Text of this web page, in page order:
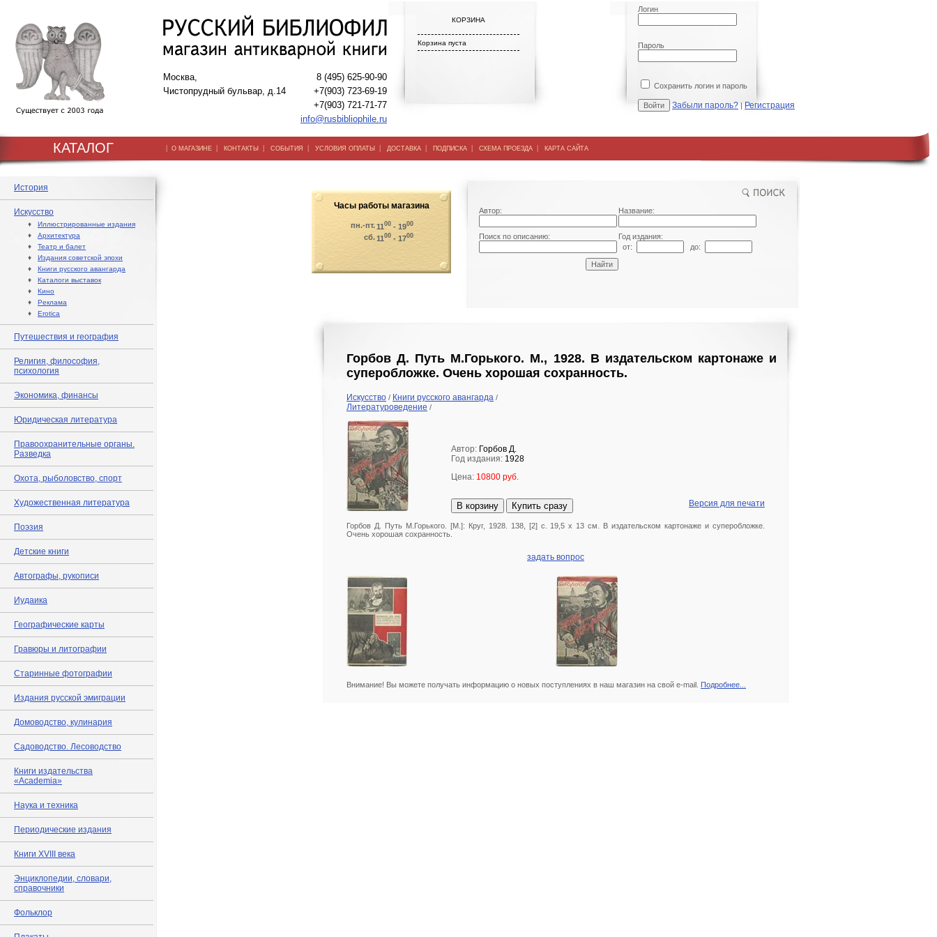
Москва,
Чистопрудный бульвар, д.14
8 (495) 625-90-90
+7(903) 723-69-19
+7(903) 721-71-77
info@rusbibliophile.ru
КОРЗИНА
Корзина пуста
Логин
Пароль
Сохранить логин и пароль
Забыли пароль? | Регистрация
КАТАЛОГ | О МАГАЗИНЕ | КОНТАКТЫ | СОБЫТИЯ | УСЛОВИЯ ОПЛАТЫ | ДОСТАВКА | ПОДПИСКА | СХЕМА ПРОЕЗДА | КАРТА САЙТА
История
Искусство
♦ Иллюстрированные издания
♦ Архитектура
♦ Театр и балет
♦ Издания советской эпохи
♦ Книги русского авангарда
♦ Каталоги выставок
♦ Кино
♦ Реклама
♦ Erotica
Путешествия и география
Религия, философия,
психология
Экономика, финансы
Юридическая литература
Правоохранительные органы.
Разведка
Охота, рыболовство, спорт
Художественная литература
Поэзия
Детские книги
Автографы, рукописи
Иудаика
Географические карты
Гравюры и литографии
Старинные фотографии
Издания русской эмиграции
Домоводство, кулинария
Садоводство. Лесоводство
Книги издательства
«Academia»
Наука и техника
Периодические издания
Книги XVIII века
Энциклопедии, словари,
справочники
Фольклор
Часы работы магазина
пн.-пт.1100 - 1900
сб.1100 - 1700
Автор: Название:
Поиск по описанию:
Год издания:
от:
до:
Горбов Д. Путь М.Горького. М., 1928. В издательском картонаже и
суперобложке. Очень хорошая сохранность.
Искусство / Книги русского авангарда /
Литературоведение /
Автор: Горбов Д.
Год издания: 1928
Цена: 10800 руб.
В корзину Купить сразу Версия для печати
Горбов Д. Путь М.Горького. [М.]: Круг, 1928. 138, [2] с. 19,5 х 13 см. В издательском картонаже и суперобложке.
Очень хорошая сохранность.
задать вопрос
Внимание! Вы можете получать информацию о новых поступлениях в наш магазин на свой e-mail. Подробнее...